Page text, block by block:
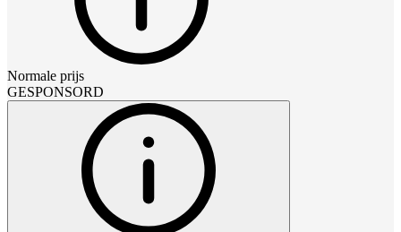
Normale prijs
GESPONSORD